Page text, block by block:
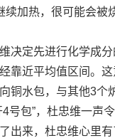
续加热，很可能会被
定先进行化学成分
靠近平均值区间。
铜水包，与其他3个
号包”，杜忠维一声
出来，杜忠维心里